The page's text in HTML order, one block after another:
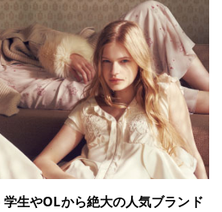
生やOLから絶大の人気ブランド